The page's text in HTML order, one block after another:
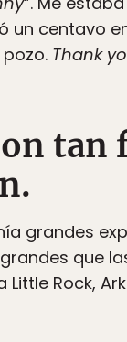
un centavo
Thank
grandes
que
Rock,